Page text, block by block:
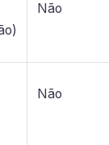
Não
Não